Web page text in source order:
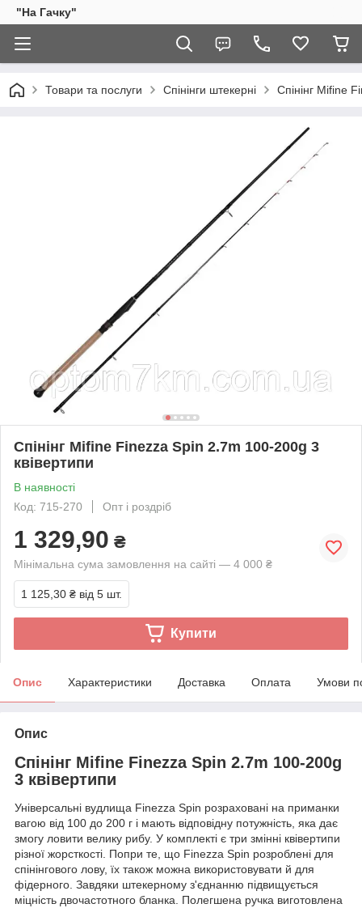
"На Гачку"
Товари та послуги Спінінги штекерні Спінінг Mifine
Спінінг Mifine Finezza Spin 2.7m 100-200g 3
квівертипи
В наявності
Код: 715-270
Опт і роздріб
1 329,90 ₴
Мінімальна сума замовлення на сайті — 4 000 ₴
1 125,30 ₴ від 5 шт.
Купити
Опис Характеристики Доставка Оплата Умови
Опис
Спінінг Mifine Finezza Spin 2.7m 100-200g
3 квівертипи
Універсальні вудлища Finezza Spin розраховані на приманки
вагою від 100 до 200 г і мають відповідну потужність, яка дає
змогу ловити велику рибу. У комплекті є три змінні квівертипи
різної жорсткості. Попри те, що Finezza Spin розроблені для
спінінгового лову, їх також можна використовувати й для
фідерного. Завдяки штекерному з'єднанню підвищується
міцність двочастотного бланка. Полегшена ручка виготовлена